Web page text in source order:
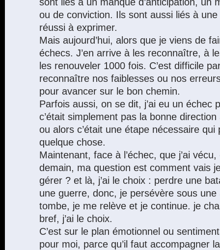
ou de conviction. Ils sont aussi liés à une
réussi à exprimer.
Mais aujourd’hui, alors que je viens de
échecs. J’en arrive à les reconnaître, à
les renouveler 1000 fois. C’est difficile
reconnaître nos faiblesses ou nos
pour avancer sur le bon chemin.
Parfois aussi, on se dit, j’ai eu un échec
c’était simplement pas la bonne
ou alors c’était une étape nécessaire qui
quelque chose.
Maintenant, face à l’échec, que j’ai
demain, ma question est comment vais
gérer ? et là, j’ai le choix : perdre une
une guerre, donc, je persévère sous
tombe, je me relève et je continue. je
bref, j’ai le choix.
C’est sur le plan émotionnel ou
pour moi, parce qu’il faut accompagner